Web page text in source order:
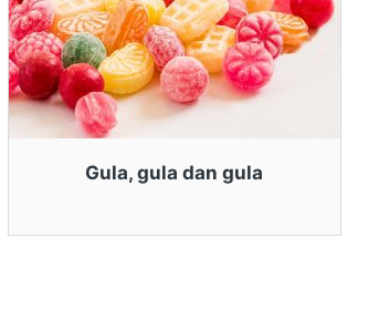
Gula, gula dan gula